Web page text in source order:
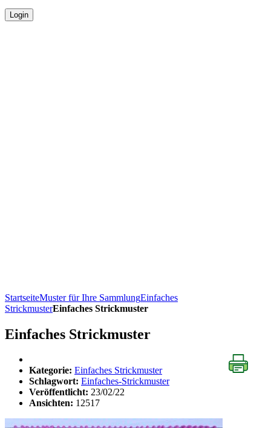
StartseiteMuster für Ihre SammlungEinfaches
StrickmusterEinfaches Strickmuster
Einfaches Strickmuster
Kategorie: Einfaches Strickmuster
Schlagwort: Einfaches-Strickmuster
Veröffentlicht: 23/02/22
Ansichten: 12517